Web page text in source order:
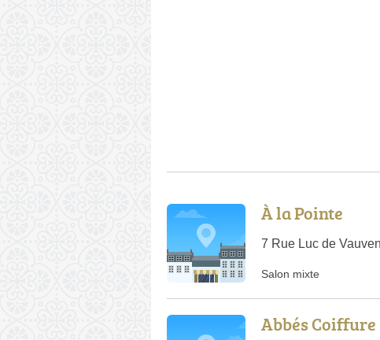
À la Pointe
7 Rue Luc de
Salon mixte
Abbés Coiffure